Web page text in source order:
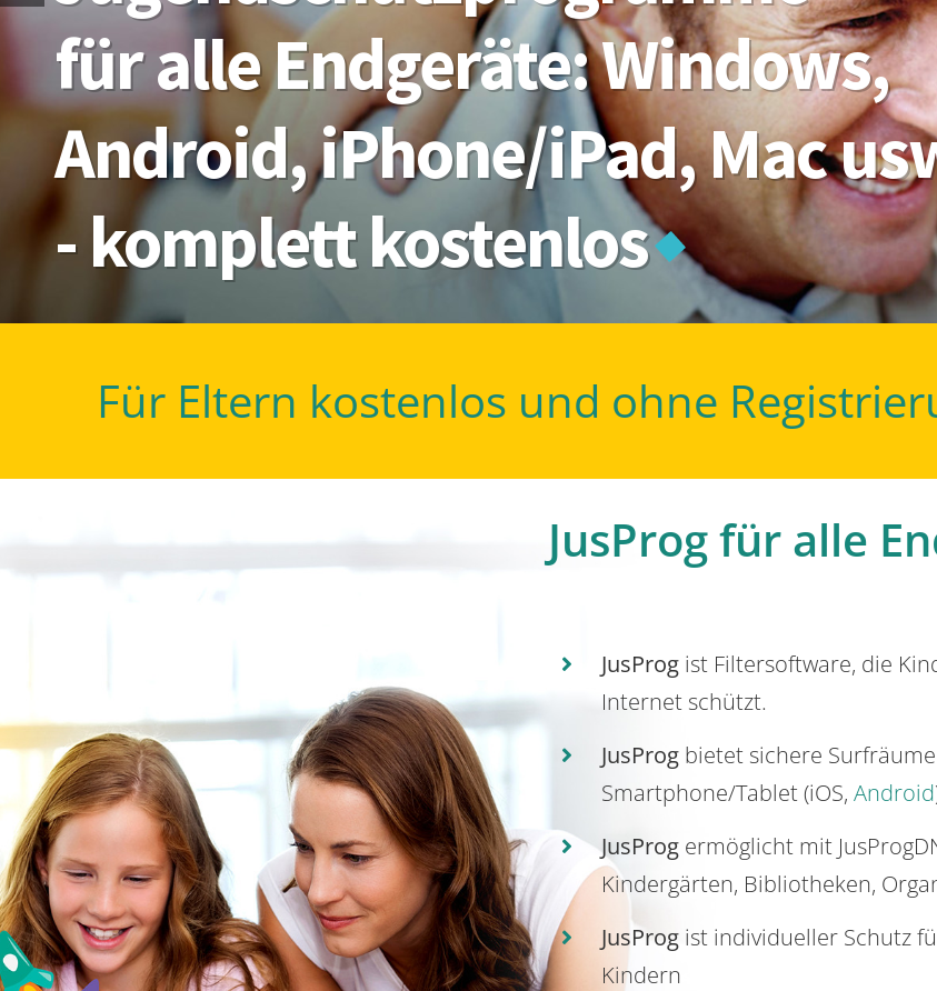
Für Eltern kostenlos und ohne
JusProg für alle
JusProgist Filtersoftware, die
Internet schützt.
JusProgbietet sichere
Smartphone/Tablet (iOS, Android
JusProg ermöglicht mit
Kindergärten, Bibliotheken,
JusProgist individueller Schutz
Kindern